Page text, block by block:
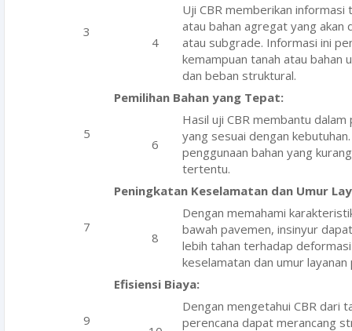
Uji CBR memberikan informasi
atau bahan agregat yang akan
atau subgrade. Informasi ini
kemampuan tanah atau bahan
dan beban struktural.
Pemilihan Bahan yang Tepat:
Hasil uji CBR membantu
yang sesuai dengan
penggunaan bahan yang
tertentu.
Peningkatan Keselamatan dan Umur
Dengan memahami
bawah pavemen, insinyur
lebih tahan terhadap
keselamatan dan umur layanan
Efisiensi Biaya:
Dengan mengetahui CBR dari
perencana dapat merancang